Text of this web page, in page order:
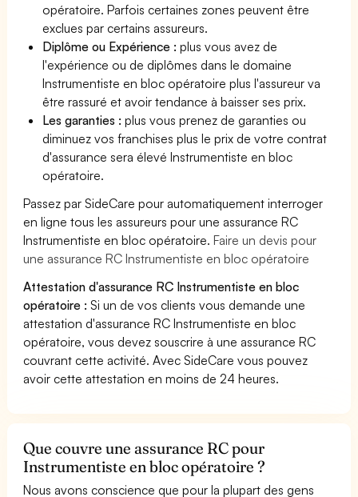
opératoire. Parfois certaines zones peuvent être
exclues par certains assureurs.
Diplôme ou Expérience :plus vous avez de
l'expérience ou de diplômes dans le domaine
Instrumentiste en bloc opératoire plus l'assureur va
être rassuré et avoir tendance à baisser ses prix.
Les garanties :plus vous prenez de garanties ou
diminuez vos franchises plus le prix de votre contrat
d'assurance sera élevé Instrumentiste en bloc
opératoire.
Passez par SideCare pour automatiquement interroger
en ligne tous les assureurs pour une assurance RC
Instrumentiste en bloc opératoire.Faire un devis pour
une assurance RC Instrumentiste en bloc opératoire
Attestation d'assurance RC Instrumentiste en bloc
opératoire : Si un de vos clients vous demande une
attestation d'assurance RC Instrumentiste en bloc
opératoire, vous devez souscrire à une assurance RC
couvrant cette activité. Avec SideCare vous pouvez
avoir cette attestation en moins de 24 heures.
Que couvre une assurance RC pour
Instrumentiste en bloc opératoire ?
Nous avons conscience que pour la plupart des gens